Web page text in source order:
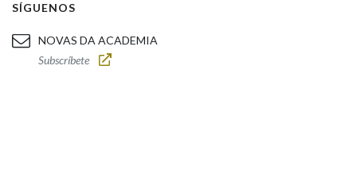
SÍGUENOS
NOVAS DA ACADEMIA
Subscríbete